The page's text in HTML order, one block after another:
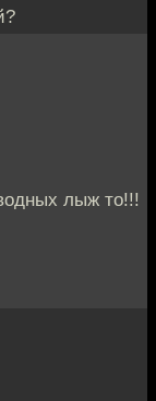
лыж то!!!